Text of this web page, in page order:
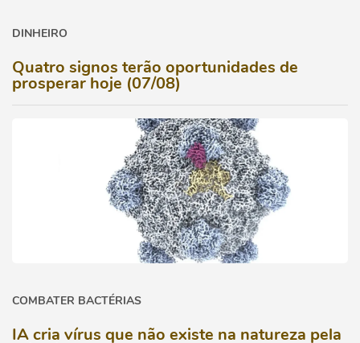
DINHEIRO
Quatro signos terão oportunidades de
prosperar hoje (07/08)
COMBATER BACTÉRIAS
IA cria vírus que não existe na natureza pela